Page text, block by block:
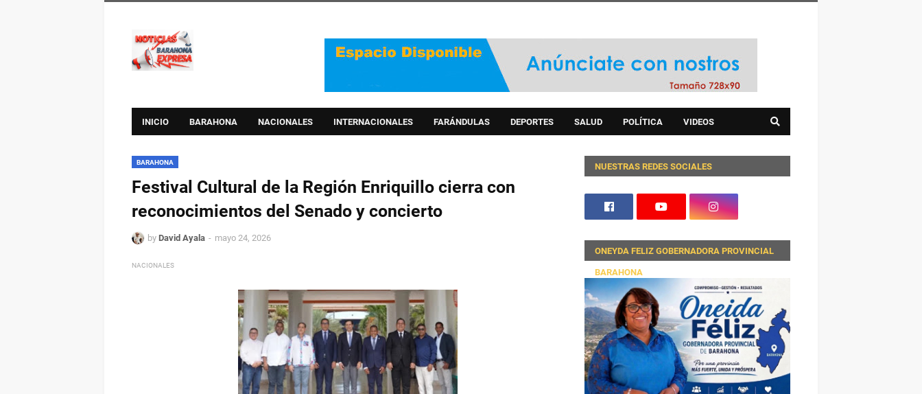
INICIO BARAHONA NACIONALES INTERNACIONALES FARÁNDULAS DEPORTES SALUD POLÍTICA VIDEOS
BARAHONA
Festival Cultural de la Región Enriquillo cierra con
reconocimientos del Senado y concierto
by David Ayala mayo 24, 2026
NACIONALES
NUESTRAS REDES SOCIALES
ONEYDA FELIZ GOBERNADORA PROVINCIAL
BARAHONA